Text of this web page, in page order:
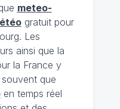
meteo-
gratuit pour
Les
ainsi que la
la France y
que
en temps réel